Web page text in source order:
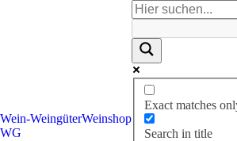
Wein-
WG
WeingüterWeinshop
Exact matches
Search in title